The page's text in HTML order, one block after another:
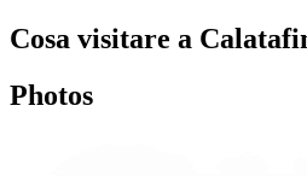
Cosa visitare a
Photos